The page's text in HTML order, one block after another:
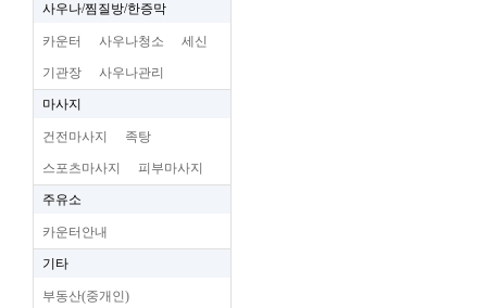
사우나/찜질방/한증막
카운터 사우나청소 세신
기관장 사우나관리
마사지
건전마사지 족탕
스포츠마사지 피부마사지
주유소
카운터안내
기타
부동산(중개인)